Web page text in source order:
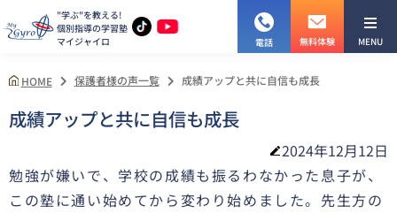
"学ぶ"を教える!
個別指導の学習塾
マイジャイロ
電話 無料体験 MENU
HOME 保護者様の声一覧 成績アップと共に自信も成長
成績アップと共に自信も成長
2024年12月12日
勉強が嫌いで、学校の成績も振るわなかった息子が、
この塾に通い始めてから変わり始めました。先生方の